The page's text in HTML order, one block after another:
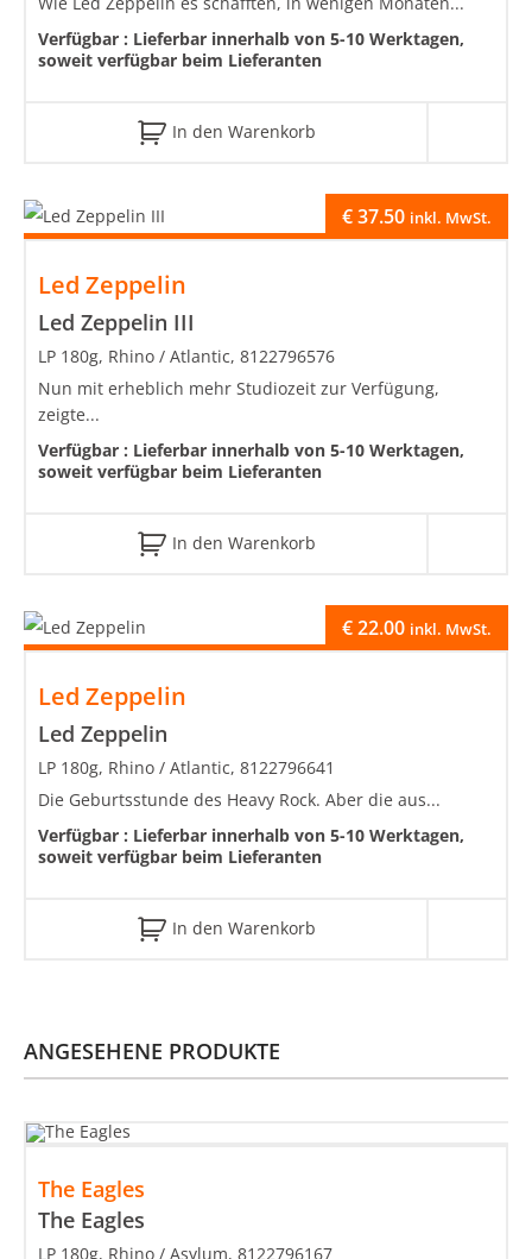
Verfügbar : Lieferbar innerhalb von 5-10 Werktagen,
soweit verfügbar beim Lieferanten
In den Warenkorb
Led Zeppelin
Led Zeppelin III
€37.50 inkl. MwSt.
LP 180g, Rhino / Atlantic, 8122796576
Nun mit erheblich mehr Studiozeit zur Verfügung,
zeigte...
Verfügbar : Lieferbar innerhalb von 5-10 Werktagen,
soweit verfügbar beim Lieferanten
In den Warenkorb
Led Zeppelin
Led Zeppelin
€22.00 inkl. MwSt.
LP 180g, Rhino / Atlantic, 8122796641
Die Geburtsstunde des Heavy Rock. Aber die aus...
Verfügbar : Lieferbar innerhalb von 5-10 Werktagen,
soweit verfügbar beim Lieferanten
In den Warenkorb
ANGESEHENE PRODUKTE
The Eagles
The Eagles
LP 180g, Rhino / Asylum, 8122796167